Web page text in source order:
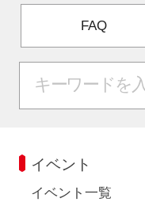
FAQ
イベント
イベント一覧